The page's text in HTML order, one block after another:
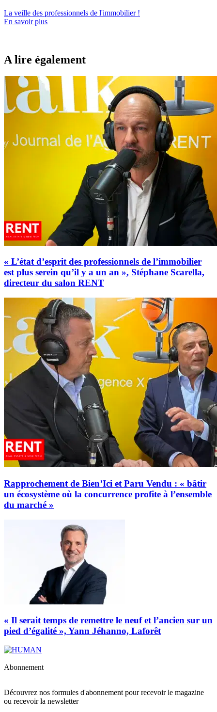
La veille des professionnels de l'immobilier!
En savoir plus
A lire également
« L’état d’esprit des professionnels de l’immobilier
est plus serein qu’il y a un an », Stéphane Scarella,
directeur du salon RENT
Rapprochement de Bien’Ici et Paru Vendu : « bâtir
un écosystème où la concurrence profite à l’ensemble
du marché »
« Il serait temps de remettre le neuf et l’ancien sur un
pied d’égalité », Yann Jéhanno, Laforêt
Abonnement
Découvrez nos formules d'abonnement pour recevoir le magazine
ou recevoir la newsletter